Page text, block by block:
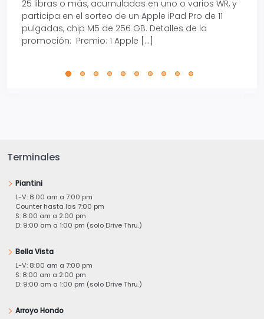
25 libras o más, acumuladas en uno o varios WR, y
participa en el sorteo de un Apple iPad Pro de 11
pulgadas, chip M5 de 256 GB. Detalles de la
promoción: Premio: 1 Apple […]
Terminales
Piantini
L-V: 8:00 am a 7:00 pm
Counter hasta las 7:00 pm
S: 8:00 am a 2:00 pm
D: 9:00 am a 1:00 pm (solo Drive Thru.)
Bella Vista
L-V: 8:00 am a 7:00 pm
S: 8:00 am a 2:00 pm
D: 9:00 am a 1:00 pm (solo Drive Thru.)
Arroyo Hondo